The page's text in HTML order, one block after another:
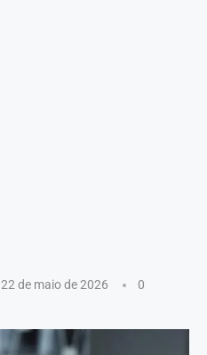
22 de maio de 2026
0